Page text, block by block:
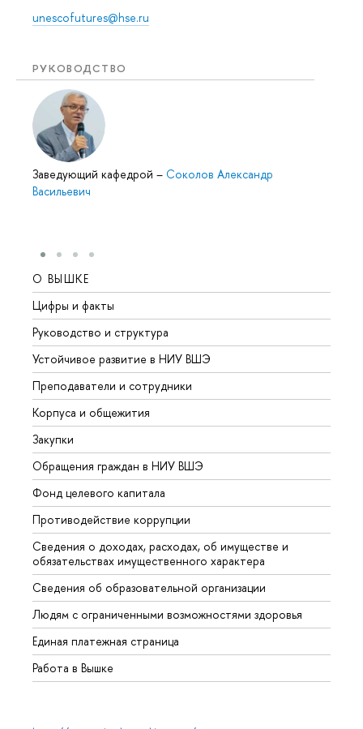
unescofutures@hse.ru
РУКОВОДСТВО
Заведующий кафедрой – Соколов Александр
Васильевич
О ВЫШКЕ
Цифры и факты
Руководство и структура
Устойчивое развитие в НИУ ВШЭ
Преподаватели и сотрудники
Корпуса и общежития
Закупки
Обращения граждан в НИУ ВШЭ
Фонд целевого капитала
Противодействие коррупции
Сведения о доходах, расходах, об имуществе и
обязательствах имущественного характера
Сведения об образовательной организации
Людям с ограниченными возможностями здоровья
Единая платежная страница
Работа в Вышке